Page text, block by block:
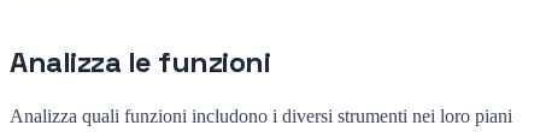
Analizza le funzioni
Analizza quali funzioni includono i diversi strumenti nei loro piani